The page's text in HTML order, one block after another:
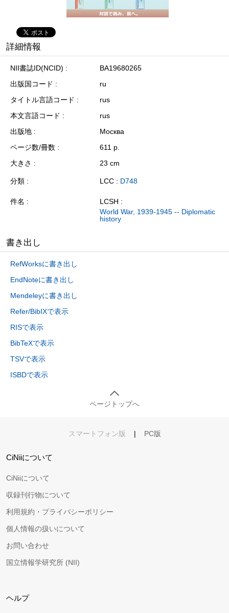
詳細情報
NII書誌ID(NCID)
BA19680265
出版国コード
ru
タイトル言語コード
rus
本文言語コード
rus
出版地
Москва
ページ数/冊数
611 p.
大きさ
23 cm
分類 LCC : D748
件名
LCSH :
World War, 1939-1945 -- Diplomatic
history
書き出し
RefWorksに書き出し
EndNoteに書き出し
Mendeleyに書き出し
Refer/BibIXで表示
RISで表示
BibTeXで表示
TSVで表示
ISBDで表示
ページトップへ
スマートフォン版 | PC版
CiNiiについて
CiNiiについて
収録刊行物について
利用規約・プライバシーポリシー
個人情報の扱いについて
お問い合わせ
国立情報学研究所 (NII)
ヘルプ